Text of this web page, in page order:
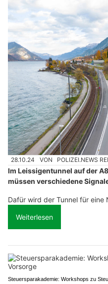
28.10.24 VON POLIZEI.NEWS
Im Leissigentunnel auf der
müssen verschiedene
Dafür wird der Tunnel für eine
Weiterlesen
Steuersparakademie: Workshops zu